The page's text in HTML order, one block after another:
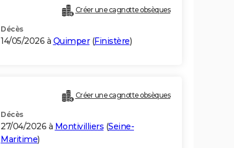
Créer une cagnotte obsèques
Décès
14/05/2026 à Quimper(Finistère)
Créer une cagnotte obsèques
Décès
27/04/2026 à Montivilliers (Seine-
Maritime)